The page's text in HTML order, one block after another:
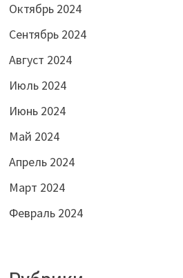
Октябрь 2024
Сентябрь 2024
Август 2024
Июль 2024
Июнь 2024
Май 2024
Апрель 2024
Март 2024
Февраль 2024